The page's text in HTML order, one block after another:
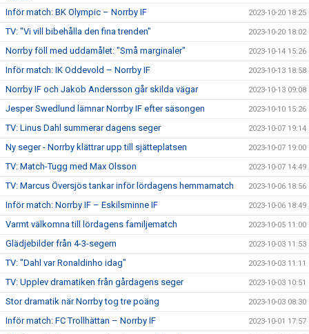
Inför match: BK Olympic – Norrby IF 2023-10-20 18:25
TV: "Vi vill bibehålla den fina trenden" 2023-10-20 18:02
Norrby föll med uddamålet: "Små marginaler" 2023-10-14 15:26
Inför match: IK Oddevold – Norrby IF 2023-10-13 18:58
Norrby IF och Jakob Andersson går skilda vägar 2023-10-13 09:08
Jesper Swedlund lämnar Norrby IF efter säsongen 2023-10-10 15:26
TV: Linus Dahl summerar dagens seger 2023-10-07 19:14
Ny seger - Norrby klättrar upp till sjätteplatsen 2023-10-07 19:00
TV: Match-Tugg med Max Olsson 2023-10-07 14:49
TV: Marcus Översjös tankar inför lördagens hemmamatch 2023-10-06 18:56
Inför match: Norrby IF – Eskilsminne IF 2023-10-06 18:49
Varmt välkomna till lördagens familjematch 2023-10-05 11:00
Glädjebilder från 4-3-segern 2023-10-03 11:53
TV: "Dahl var Ronaldinho idag" 2023-10-03 11:11
TV: Upplev dramatiken från gårdagens seger 2023-10-03 10:51
Stor dramatik när Norrby tog tre poäng 2023-10-03 08:30
Inför match: FC Trollhättan – Norrby IF 2023-10-01 17:57